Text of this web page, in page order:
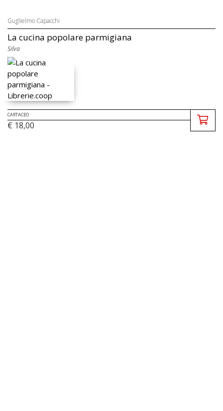
Guglielmo Capacchi
La cucina popolare parmigiana
Silva
CARTACEO
€ 18,00